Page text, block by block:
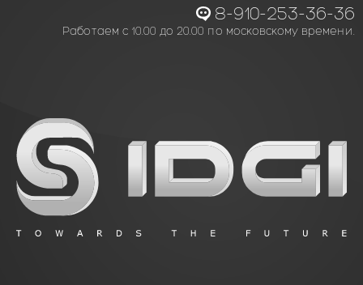
8-910-253-36-36
Работаем с 10.00 до 20.00 по московскому времени.